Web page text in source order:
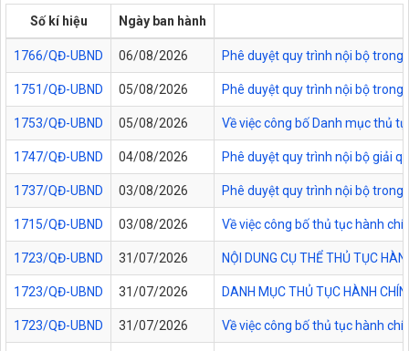
Số kí hiệu Ngày ban hành
1766/QĐ-UBND 06/08/2026 Phê duyệt quy trình nội bộ trong
1751/QĐ-UBND 05/08/2026 Phê duyệt quy trình nội bộ
1753/QĐ-UBND 05/08/2026 Về việc công bố Danh mục thủ
1747/QĐ-UBND 04/08/2026 Phê duyệt quy trình nội bộ giải
1737/QĐ-UBND 03/08/2026 Phê duyệt quy trình nội bộ
1715/QĐ-UBND 03/08/2026 Về việc công bố thủ tục hành
1723/QĐ-UBND 31/07/2026 NỘI DUNG CỤ THỂ THỦ TỤC
1723/QĐ-UBND 31/07/2026 DANH MỤC THỦ TỤC HÀNH
1723/QĐ-UBND 31/07/2026 Về việc công bố thủ tục hành